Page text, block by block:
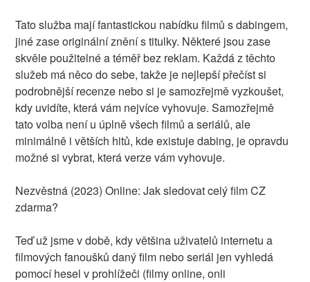
Tato služba mají fantastickou nabídku filmů s dabingem,
jiné zase originální znění s titulky. Některé jsou zase
skvěle použitelné a téměř bez reklam. Každá z těchto
služeb má něco do sebe, takže je nejlepší přečíst si
podrobnější recenze nebo si je samozřejmě vyzkoušet,
kdy uvidíte, která vám nejvíce vyhovuje. Samozřejmě
tato volba není u úplně všech filmů a seriálů, ale
minimálně i větších hitů, kde existuje dabing, je opravdu
možné si vybrat, která verze vám vyhovuje.
Nezvěstná (2023) Online: Jak sledovat celý film CZ
zdarma?
Teď už jsme v době, kdy většina uživatelů internetu a
filmových fanoušků daný film nebo seriál jen vyhledá
pomocí hesel v prohlížeči (filmy online, onli